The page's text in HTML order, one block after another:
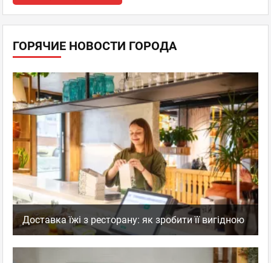
ГОРЯЧИЕ НОВОСТИ ГОРОДА
Доставка їжі з ресторану: як зробити її вигідною